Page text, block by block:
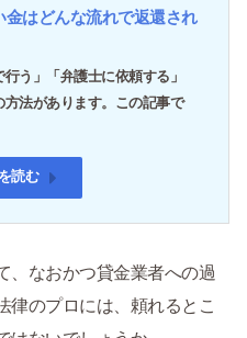
はどんな流れで返還され
う」「弁護士に依頼する」
方法があります。この記事で
読む
、なおかつ貸金業者への過
律のプロには、頼れるとこ